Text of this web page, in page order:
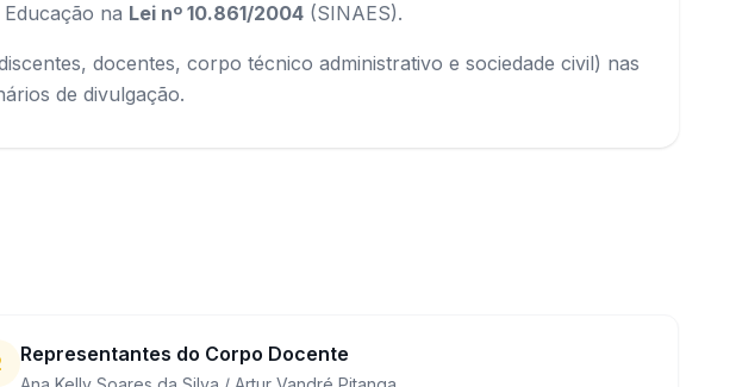
na Lei nº 10.861/2004 (SINAES).
docentes, corpo técnico administrativo e sociedade civil) nas
de divulgação.
Representantes do Corpo Docente